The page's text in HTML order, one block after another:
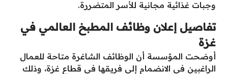
وجبات غذائية مجانية للأسر المتضررة.
تفاصيل إعلان وظائف المطبخ العالمي في
غزة
أوضحت المؤسسة أن الوظائف الشاغرة متاحة للعمال
الراغبين في الانضمام إلى فريقها في قطاع غزة، وذلك